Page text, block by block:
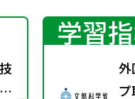
学習
外